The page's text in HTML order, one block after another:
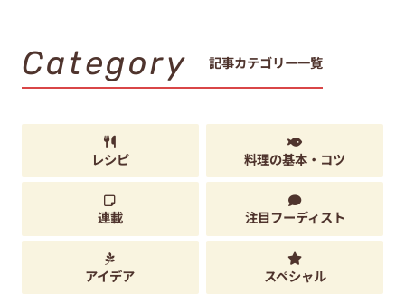
Category 記事カテゴリー一覧
レシピ 料理の基本・コツ
連載 注目フーディスト
アイデア スペシャル